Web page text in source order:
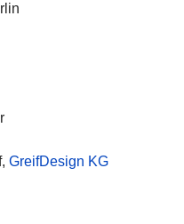
GreifDesign KG